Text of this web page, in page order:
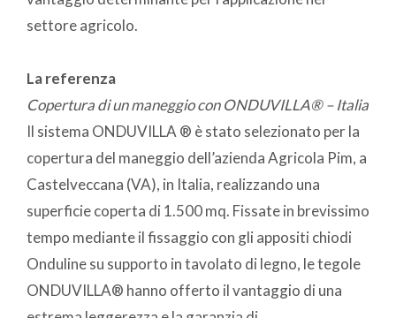
settore agricolo.
La referenza
Copertura di un maneggio con ONDUVILLA® – Italia
Il sistema ONDUVILLA ® è stato selezionato per la
copertura del maneggio dell’azienda Agricola Pim, a
Castelveccana (VA), in Italia, realizzando una
superficie coperta di 1.500 mq. Fissate in brevissimo
tempo mediante il fissaggio con gli appositi chiodi
Onduline su supporto in tavolato di legno, le tegole
ONDUVILLA® hanno offerto il vantaggio di una